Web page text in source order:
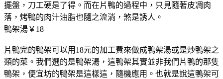
擺盤，刀工硬是了得。而在片鴨的過程中，只見隨著皮凋肉
落，烤鴨的肉汁油脂也隨之流淌，煞是誘人。
鴨架湯￥18
片鴨完的鴨架可以用18元的加工費來做成鴨架湯或是炒鴨架之
類的菜。我們選的是鴨架湯，這鴨架其實並非我們片鴨的那隻
鴨架，便宜坊的鴨架是這樣這，隨機應用。也就是說這鴨架可